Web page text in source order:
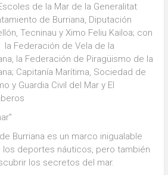
de la Mar de la Generalitat
de Burriana, Diputación
Tecninau y Ximo Feliu Kailoa; con
Federación de Vela de la
la Federación de Piragüismo de la
Capitanía Marítima, Sociedad de
y Guardia Civil del Mar y El
Burriana es un marco inigualable
los deportes náuticos, pero también
los secretos del mar.